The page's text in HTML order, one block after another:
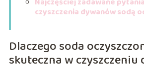
czyszczenia dywanów sodą
Dlaczego soda
skuteczna w czyszczeniu